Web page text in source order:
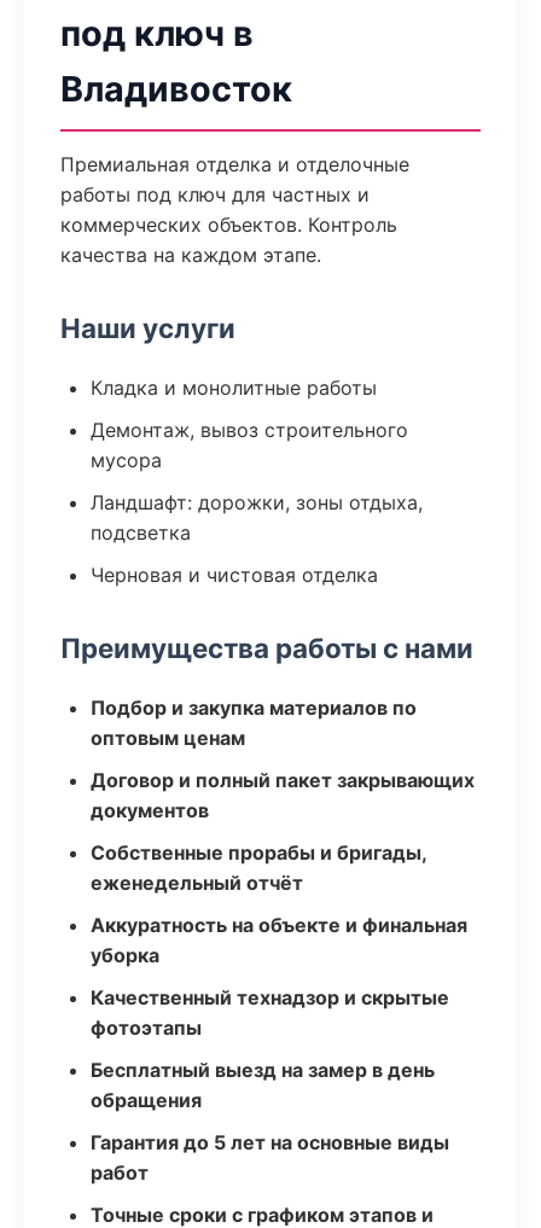
под ключ в
Владивосток
Премиальная отделка и отделочные
работы под ключ для частных и
коммерческих объектов. Контроль
качества на каждом этапе.
Наши услуги
Кладка и монолитные работы
Демонтаж, вывоз строительного
мусора
Ландшафт: дорожки, зоны отдыха,
подсветка
Черновая и чистовая отделка
Преимущества работы с нами
Подбор и закупка материалов по
оптовым ценам
Договор и полный пакет закрывающих
документов
Собственные прорабы и бригады,
еженедельный отчёт
Аккуратность на объекте и финальная
уборка
Качественный технадзор и скрытые
фотоэтапы
Бесплатный выезд на замер в день
обращения
Гарантия до 5 лет на основные виды
работ
Точные сроки с графиком этапов и